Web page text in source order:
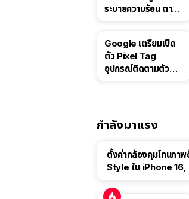
ระบายความร้อน ตาม
Google เตรียมเปิด
ตัว Pixel Tag
อุปกรณ์ติดตามตัว
กำลังมาแรง
ตั้งค่ากล้องคุมโทนภา
Style ใน iPhone